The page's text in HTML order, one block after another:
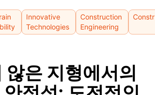
Innovative
Technologies
Construction
Engineering
않은 지형에서의